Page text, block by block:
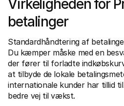
Virkeligheden for
betalinger
Standardhåndtering af
Du kæmper måske med en
der fører til forladte
at tilbyde de lokale
internationale kunder har tillid
bedre vej til vækst.
Kom og arbejd hos os - vi søger nye
medarbejdere!
Kontakt
For kunder
Find ud af, hvorfor Mollie er på din
For Mollie-kunder
Kontakt vores kundesupport
Kontakt salg
Oplev hvordan vi kan hjælpe din